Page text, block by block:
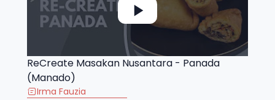
ReCreate Masakan Nusantara - Panada
(Manado)
Irma Fauzia